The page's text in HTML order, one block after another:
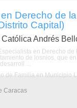
Derecho de
Capital)
Andrés
en Derecho
de losnios, que
...
de Familia en Municipio
Caracas